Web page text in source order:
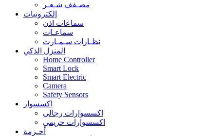
مصـفف شـعـر
إلكترونيات
سماعات اذن
سماعـات
نظـارات سـمـارت
المنزل الذكي
Home Controller
Smart Lock
Smart Electric
Camera
Safety Sensors
اكسسوار
اكسسوارات رجالي
اكسسوارات حريمي
أحـزمة